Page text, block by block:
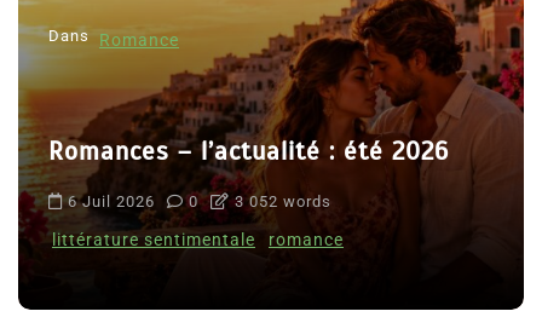
Dans Romance
Romances – l’actualité : été 2026
6 Juil 2026 0 3 052 words
littérature sentimentale romance